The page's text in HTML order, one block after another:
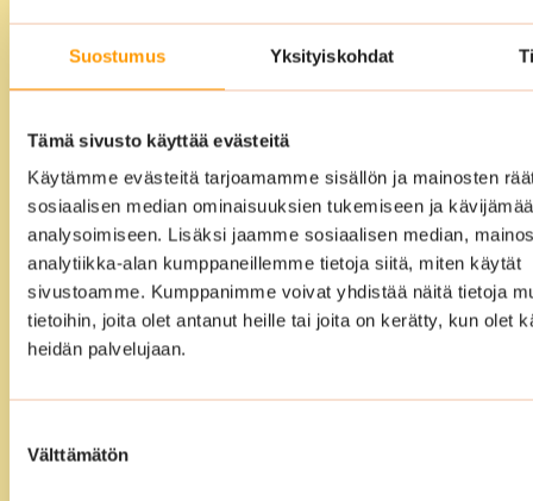
Suostumus Yksityiskohdat
Tämä sivusto käyttää evästeitä
Käytämme evästeitä tarjoamamme sisällön ja mainosten
sosiaalisen median ominaisuuksien tukemiseen ja
analysoimiseen. Lisäksi jaamme sosiaalisen median,
analytiikka-alan kumppaneillemme tietoja siitä, miten käytät
sivustoamme. Kumppanimme voivat yhdistää näitä tietoja
tietoihin, joita olet antanut heille tai joita on kerätty, kun olet
heidän palvelujaan.
valinta
Välttämätön
siivouspalvelu
Voitte ulkoistaa siivouksen meille täysin.
Laadimme yhdessä kanssanne
vuosikellosuunnitelman ja sen jälkeen
me hoidamme loput. Meidän
ammattitaitoiset ja koulutetut siivoojat
varmistavat, että tilat ovat siivouksen
jälkeen puhtaat, edustavat ja täysin
käyttövalmiit.